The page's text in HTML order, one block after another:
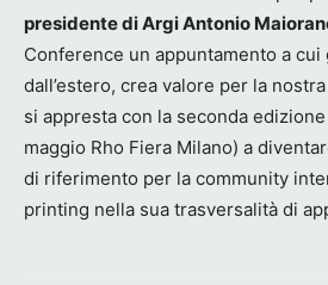
presidente di Argi Antonio
Conference un appuntamento a cui
dall’estero, crea valore per la
si appresta con la seconda
maggio Rho Fiera Milano) a
di riferimento per la community
printing nella sua trasversalità di